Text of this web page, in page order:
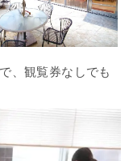
、観覧券なしでも